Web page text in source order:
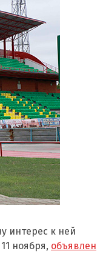
интерес к ней
ноября, объявлен